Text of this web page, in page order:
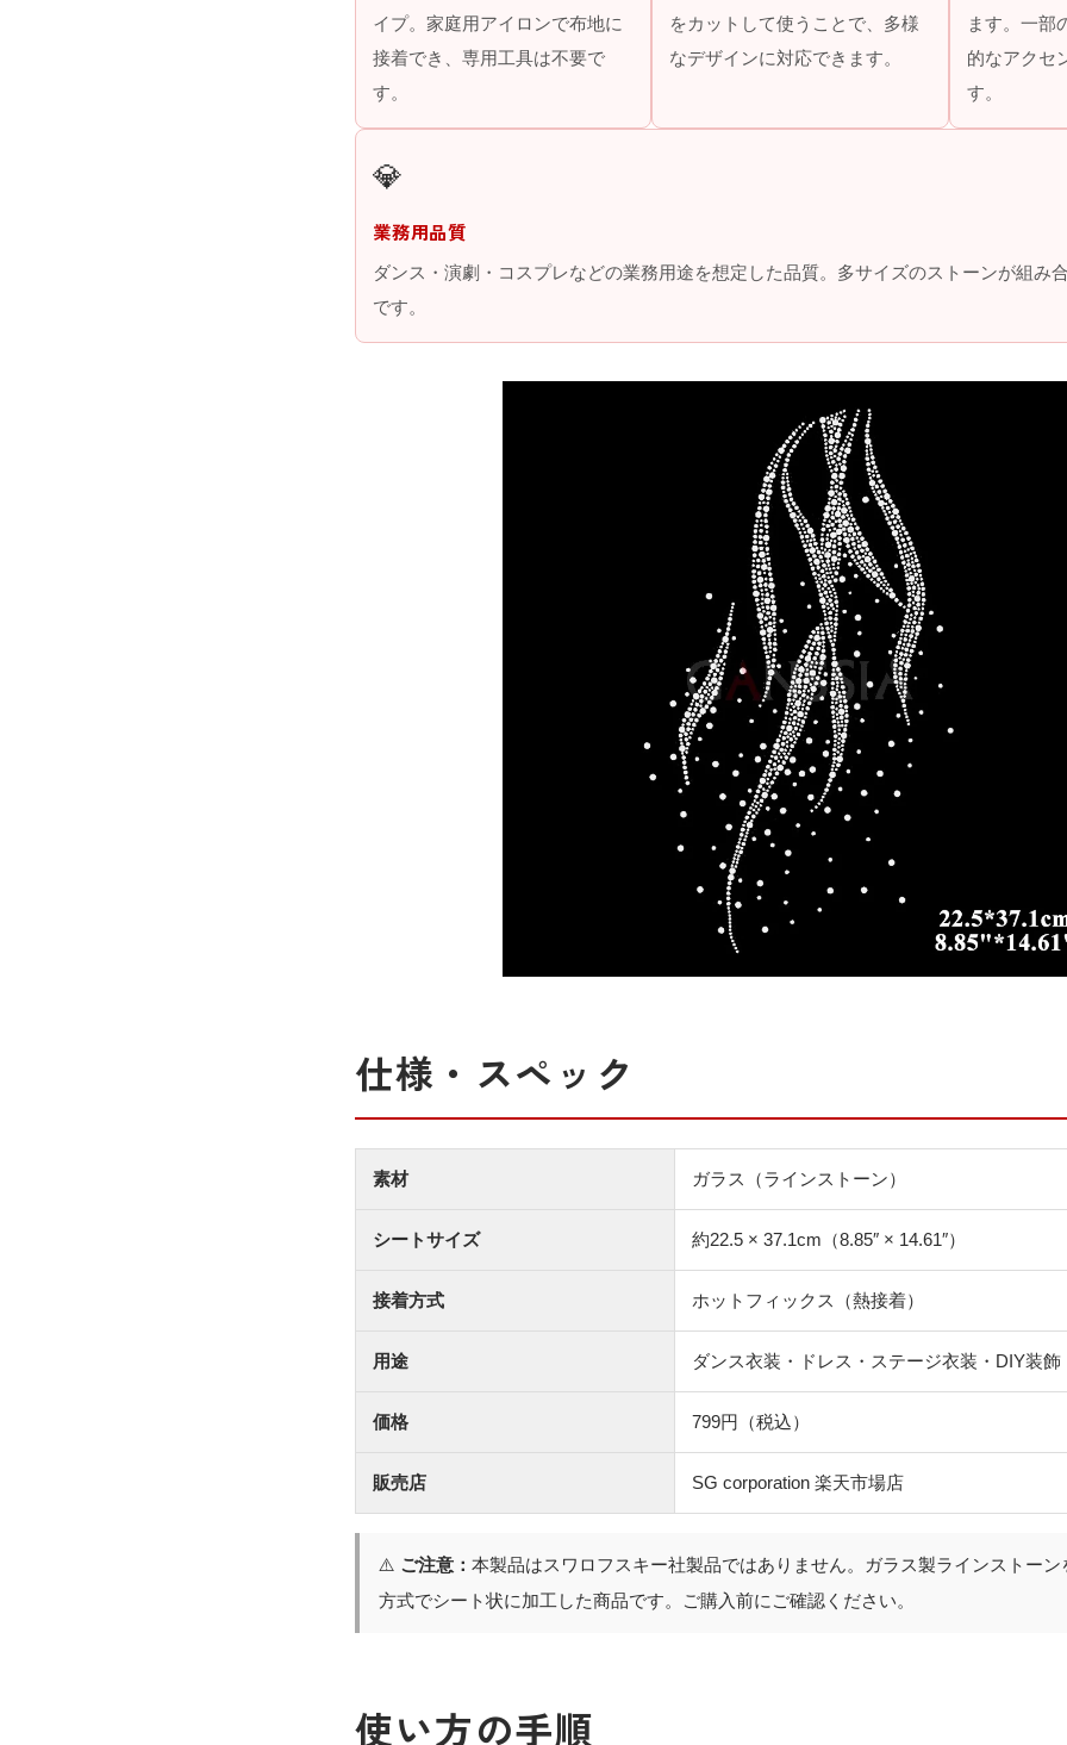
イプ。家庭用アイロンで布地に
接着でき、専用工具は不要で
す。
をカットして使うことで、多様
なデザインに対応できます。
ます。一部
的なアクセ
す。
💎
業務用品質
ダンス・演劇・コスプレなどの業務用途を想定した品質。多サイズのストーンが組み
です。
仕様・スペック
素材 ガラス（ラインストーン）
シートサイズ 約22.5 × 37.1cm（8.85″ × 14.61″）
接着方式 ホットフィックス（熱接着）
用途 ダンス衣装・ドレス・ステージ衣装・DIY装飾
価格 799円（税込）
販売店 SG corporation 楽天市場店
⚠️ ご注意： 本製品はスワロフスキー社製品ではありません。ガラス製ラインストーン
方式でシート状に加工した商品です。ご購入前にご確認ください。
使い方の手順